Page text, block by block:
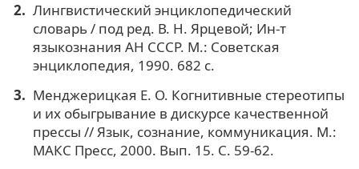
Лингвистический энциклопедический
словарь / под ред. В. Н. Ярцевой; Ин-т
языкознания АН СССР. М.: Советская
энциклопедия, 1990. 682 с.
Менджерицкая Е. О. Когнитивные стереотипы
и их обыгрывание в дискурсе качественной
прессы // Язык, сознание, коммуникация. М.:
МАКС Пресс, 2000. Вып. 15. С. 59-62.